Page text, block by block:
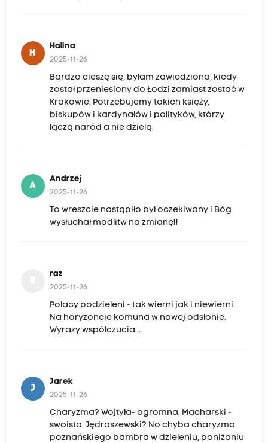
H
Halina
2025-11-26
Bardzo cieszę się, byłam zawiedziona, kiedy
został przeniesiony do Łodzi zamiast zostać w
Krakowie. Potrzebujemy takich księży,
biskupów i kardynałów i polityków, którzy
łączą naród a nie dzielą.
A
Andrzej
2025-11-26
To wreszcie nastąpiło był oczekiwany i Bóg
wysłuchał modlitw na zmianę!!
raz
2025-11-26
Polacy podzieleni - tak wierni jak i niewierni.
Na horyzoncie komuna w nowej odsłonie.
Wyrazy współczucia...
J
Jarek
2025-11-26
Charyzma? Wojtyła- ogromna. Macharski -
swoista. Jędraszewski? No chyba charyzma
poznańskiego bambra w dzieleniu, poniżaniu